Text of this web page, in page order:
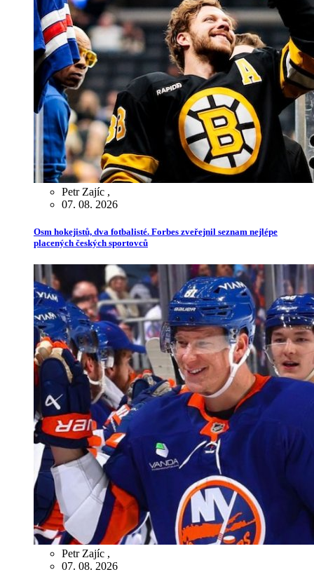
Petr Zajíc ,
07. 08. 2026
Osm hokejistů, dva fotbalisté. Forbes zveřejnil seznam nejlépe
placených českých sportovců
Petr Zajíc ,
07. 08. 2026